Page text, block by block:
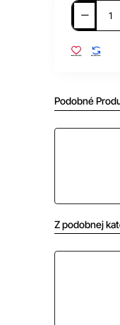
Podobné
Z podobnej